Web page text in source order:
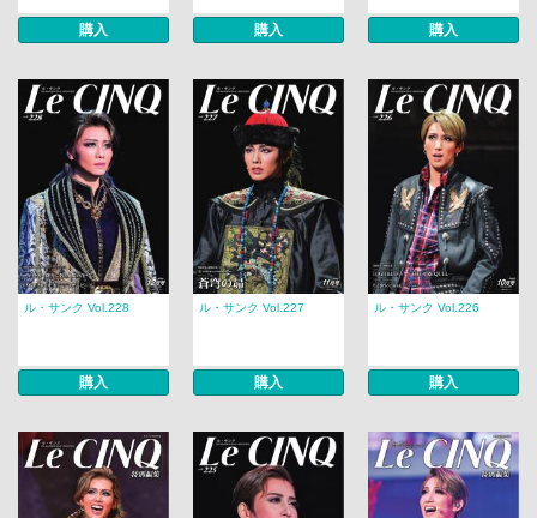
購入 購入 購入
ル・サンク Vol.228
購入
ル・サンク Vol.227
購入
ル・サンク Vol.226
購入